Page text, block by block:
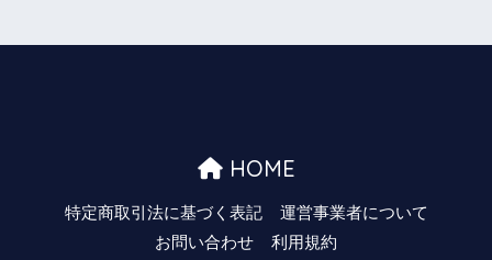
HOME
特定商取引法に基づく表記
運営事業者について
お問い合わせ
利用規約